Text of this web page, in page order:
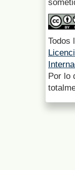
Todos
Por lo